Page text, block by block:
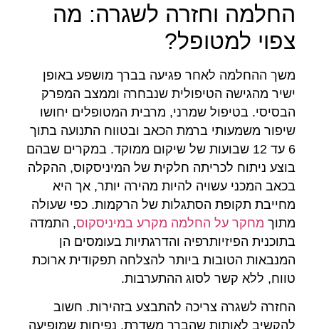
החלמה וחזרה לשגרה: מה
צפוי למטופל?
משך ההחלמה לאחר פגיעה בברך מושפע באופן
ישיר מהגישה הטיפולית שנבחרה וממצב המפרק
הבסיסי. בטיפול שמרני, מרבית המטופלים יחושו
שיפור משמעותי ברמת הכאב ובטווח התנועה בתוך
6 עד 12 שבועות של שיקום ממוקד. במקרים שבהם
בוצע ניתוח לכריתה חלקית של המיניסקוס, ההקלה
בכאב המכני עשויה להיות מהירה יותר, אך היא
מחייבת תקופת הסתגלות של הרקמות. כפי שעולה
מתוך מחקר על החלמה מקרע במיניסקוס, התמדה
בתוכנית הפיזיותרפיה והדרגתיות בעומסים הן
המנבאות הטובות ביותר להצלחה תפקודית ארוכת
טווח, ללא קשר לסוג ההתערבות.
החזרה לשגרה צריכה להתבצע בזהירות. חשוב
להקשיב לאותות שהברך משדרת. נפיחות שמופיעה